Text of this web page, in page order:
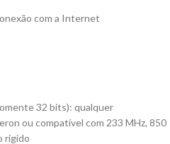
com a Internet
32 bits): qualquer
ou compatível com 233 MHz, 850
rígido